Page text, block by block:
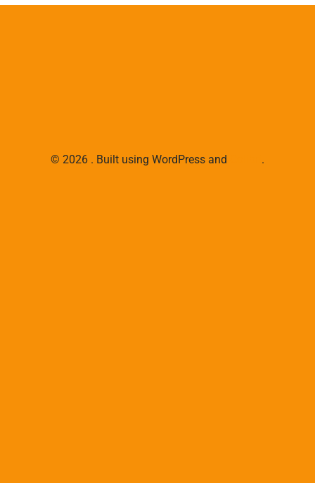
© 2026 . Built using WordPress and .